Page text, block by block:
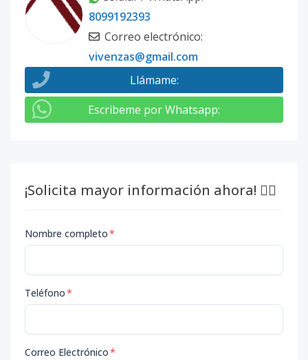
8099192393
Correo electrónico:
vivenzas@gmail.com
Llámame:
Escribeme por Whatsapp:
¡Solicita mayor información ahora! 👇🏽
Nombre completo*
Teléfono*
Correo Electrónico*